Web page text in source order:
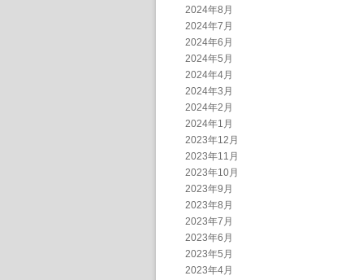
2024年8月
2024年7月
2024年6月
2024年5月
2024年4月
2024年3月
2024年2月
2024年1月
2023年12月
2023年11月
2023年10月
2023年9月
2023年8月
2023年7月
2023年6月
2023年5月
2023年4月